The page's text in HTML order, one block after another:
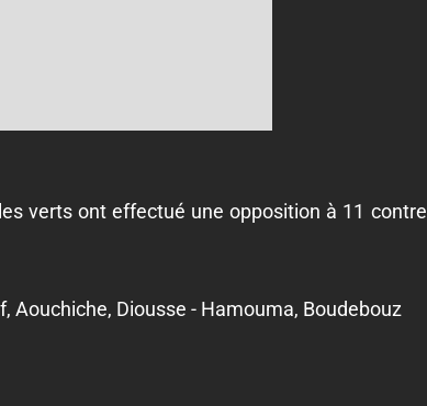
verts ont effectué une opposition à 11 contre
Aouchiche, Diousse - Hamouma, Boudebouz